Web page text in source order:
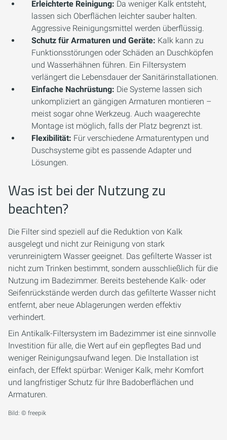
Erleichterte Reinigung: Da weniger Kalk entsteht,
lassen sich Oberflächen leichter sauber halten.
Aggressive Reinigungsmittel werden überflüssig.
Schutz für Armaturen und Geräte: Kalk kann zu
Funktionsstörungen oder Schäden an Duschköpfen
und Wasserhähnen führen. Ein Filtersystem
verlängert die Lebensdauer der Sanitärinstallationen.
Einfache Nachrüstung: Die Systeme lassen sich
unkompliziert an gängigen Armaturen montieren –
meist sogar ohne Werkzeug. Auch waagerechte
Montage ist möglich, falls der Platz begrenzt ist.
Flexibilität: Für verschiedene Armaturentypen und
Duschsysteme gibt es passende Adapter und
Lösungen.
Was ist bei der Nutzung zu
beachten?
Die Filter sind speziell auf die Reduktion von Kalk
ausgelegt und nicht zur Reinigung von stark
verunreinigtem Wasser geeignet. Das gefilterte Wasser ist
nicht zum Trinken bestimmt, sondern ausschließlich für die
Nutzung im Badezimmer. Bereits bestehende Kalk- oder
Seifenrückstände werden durch das gefilterte Wasser nicht
entfernt, aber neue Ablagerungen werden effektiv
verhindert.
Ein Antikalk-Filtersystem im Badezimmer ist eine sinnvolle
Investition für alle, die Wert auf ein gepflegtes Bad und
weniger Reinigungsaufwand legen. Die Installation ist
einfach, der Effekt spürbar: Weniger Kalk, mehr Komfort
und langfristiger Schutz für Ihre Badoberflächen und
Armaturen.
Bild: © freepik